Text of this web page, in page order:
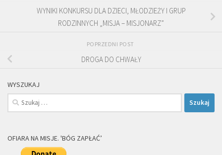
WYNIKI KONKURSU DLA DZIECI, MŁODZIEŻY I GRUP
RODZINNYCH „MISJA – MISJONARZ”
POPRZEDNI POST
DROGA DO CHWAŁY
WYSZUKAJ
Szukaj:
OFIARA NA MISJE. 'BÓG ZAPŁAĆ’